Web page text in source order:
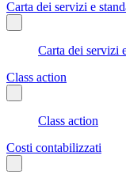
Carta dei servizi e
Carta dei servizi
Class action
Class action
Costi contabilizzati